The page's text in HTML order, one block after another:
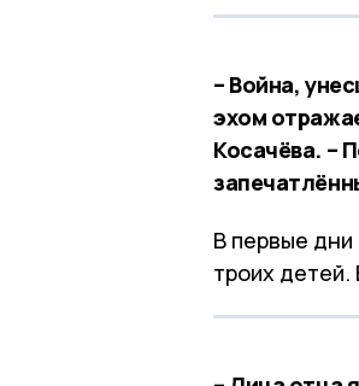
– Война,
эхом
Косачёва. –
В первые
троих детей.